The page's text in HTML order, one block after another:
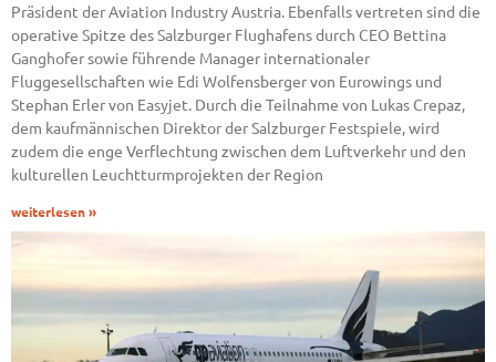
Präsident der Aviation Industry Austria. Ebenfalls vertreten sind die
operative Spitze des Salzburger Flughafens durch CEO Bettina
Ganghofer sowie führende Manager internationaler
Fluggesellschaften wie Edi Wolfensberger von Eurowings und
Stephan Erler von Easyjet. Durch die Teilnahme von Lukas Crepaz,
dem kaufmännischen Direktor der Salzburger Festspiele, wird
zudem die enge Verflechtung zwischen dem Luftverkehr und den
kulturellen Leuchtturmprojekten der Region
weiterlesen »